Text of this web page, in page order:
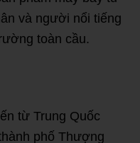
và người nổi tiếng
toàn cầu.
từ Trung Quốc
phố Thượng